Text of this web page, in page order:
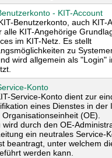
- KIT-Account
Benutzerkonto, auch KIT-
alle KIT-Angehörige
im KIT-Netz. Es stellt
zu
wird allgemein als "Login"
Konto
Service-Konto dient zur
eines Dienstes in der
(OE).
wird durch den OE-
ein neutrales Service-
beantragt, unter welchem
werden kann.